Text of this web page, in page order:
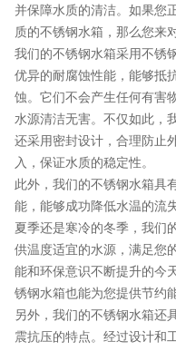
并保障水质的清洁。如果您
质的不锈钢水箱，那么您来
我们的不锈钢水箱采用不锈
优异的耐腐蚀性能，能够抵
蚀。它们不会产生任何有害
水源清洁无害。不仅如此，
还采用密封设计，合理防止
入，保证水质的稳定性。
此外，我们的不锈钢水箱具
能，能够成功降低水温的流
夏季还是寒冷的冬季，我们
供温度适宜的水源，满足您
能和环保意识不断提升的今
锈钢水箱也能为您提供节约
另外，我们的不锈钢水箱还
震抗压的特点。经过设计和